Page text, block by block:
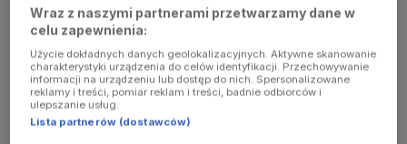
console for
more
information)
Wraz z naszymi partnerami przetwarzamy dane w
celu zapewnienia:
Użycie dokładnych danych geolokalizacyjnych. Aktywne skanowanie
charakterystyki urządzenia do celów identyfikacji. Przechowywanie
informacji na urządzeniu lub dostęp do nich. Spersonalizowane
reklamy i treści, pomiar reklam i treści, badnie odbiorców i
ulepszanie usług.
Lista partnerów (dostawców)